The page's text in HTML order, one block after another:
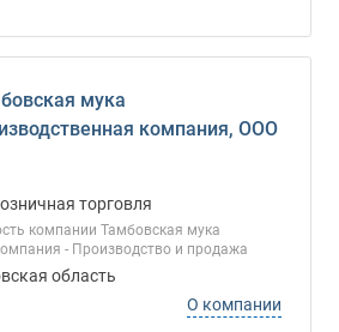
мука
компания, ООО
торговля
компании Тамбовская мука
- Производство и продажа
область
О компании